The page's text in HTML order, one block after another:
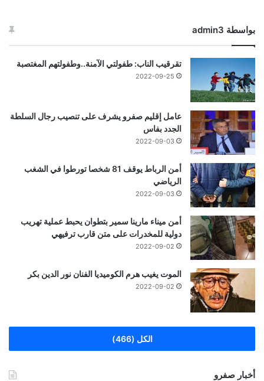
بواسطة admin3
تقرقيب الناب: طفولتي الآمنة..وطفولتهم المغتصبة
2022-09-25
عامل إقليم صفرو يشرف على تنصيب رجال السلطة
الجدد بفاس
2022-09-03
أمن الرباط يوقف 81 شخصا تورطوا في الشغب
الرياضي
2022-09-03
أمن ميناء مارينا سمير بتطوان يحبط عملية تهريب
دولية للمخدرات على متن قارب ترفيهي
2022-09-02
الموت يغيب هرم الكوميديا الفنان نور الدين بكر
2022-09-02
الكل (466)
أخبار صفرو